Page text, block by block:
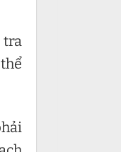
tra